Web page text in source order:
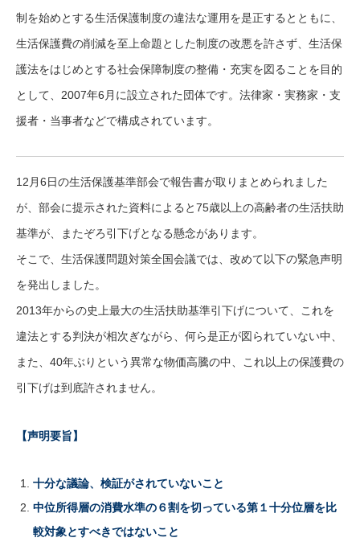
制を始めとする生活保護制度の違法な運用を是正するとともに、
生活保護費の削減を至上命題とした制度の改悪を許さず、生活保
護法をはじめとする社会保障制度の整備・充実を図ることを目的
として、2007年6月に設立された団体です。法律家・実務家・支
援者・当事者などで構成されています。
12月6日の生活保護基準部会で報告書が取りまとめられました
が、部会に提示された資料によると75歳以上の高齢者の生活扶助
基準が、またぞろ引下げとなる懸念があります。
そこで、生活保護問題対策全国会議では、改めて以下の緊急声明
を発出しました。
2013年からの史上最大の生活扶助基準引下げについて、これを
違法とする判決が相次ぎながら、何ら是正が図られていない中、
また、40年ぶりという異常な物価高騰の中、これ以上の保護費の
引下げは到底許されません。
【声明要旨】
十分な議論、検証がされていないこと
中位所得層の消費水準の６割を切っている第１十分位層を比
較対象とすべきではないこと